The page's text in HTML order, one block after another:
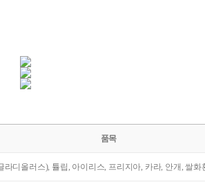
품목
라디올러스), 튤립, 아이리스, 프리지아, 카라, 안개, 쌀